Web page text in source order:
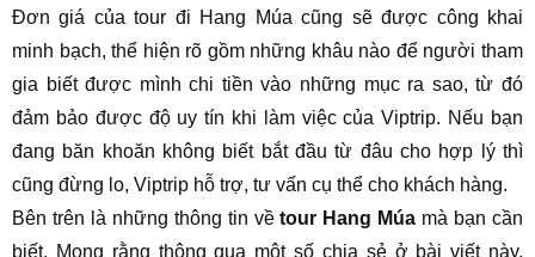
Đơn giá của tour đi Hang Múa cũng sẽ được công khai
minh bạch, thể hiện rõ gồm những khâu nào để người tham
gia biết được mình chi tiền vào những mục ra sao, từ đó
đảm bảo được độ uy tín khi làm việc của Viptrip. Nếu bạn
đang băn khoăn không biết bắt đầu từ đâu cho hợp lý thì
cũng đừng lo, Viptrip hỗ trợ, tư vấn cụ thể cho khách hàng.
Bên trên là những thông tin vềtour Hang Múa mà bạn cần
biết. Mong rằng thông qua một số chia sẻ ở bài viết này,